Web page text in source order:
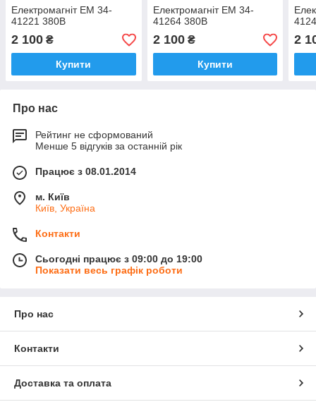
Електромагніт ЕМ 34-
41221 380В
2 100 ₴
Купити
Електромагніт ЕМ 34-
41264 380В
2 100₴
Купити
2
Про нас
Рейтинг не сформований
Менше 5 відгуків за останній рік
Працює з 08.01.2014
м. Київ
Київ, Україна
Контакти
Сьогодні працює з 09:00 до 19:00
Показати весь графік роботи
Про нас
Контакти
Доставка та оплата